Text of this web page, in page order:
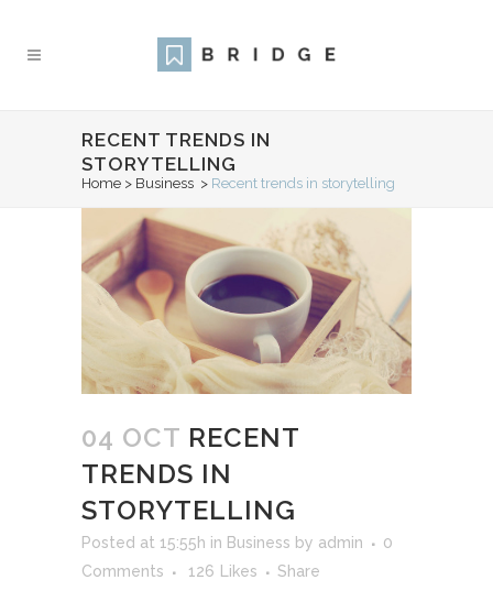
RECENT TRENDS IN
STORYTELLING
Home > Business > Recent trends in storytelling
04 OCT RECENT
TRENDS IN
STORYTELLING
Posted at 15:55h in Business by admin
0
Comments
126 Likes Share